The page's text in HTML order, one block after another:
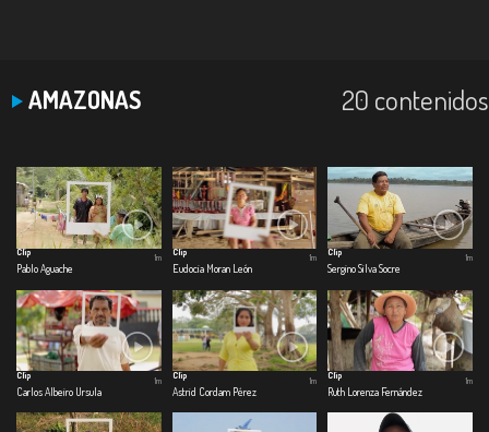
AMAZONAS 20 contenidos
Clip
Pablo Aguache
1m
Clip
Eudocia Moran León
1m
Clip
Sergino Silva Socre
1m
Clip
Carlos Albeiro Ursula
1m
Clip
Astrid Cordam Pérez
1m
Clip
Ruth Lorenza Fernández
1m